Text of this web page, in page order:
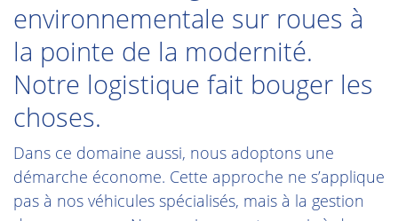
environnementale sur roues à
la pointe de la modernité.
Notre logistique fait bouger les
choses.
Dans ce domaine aussi, nous adoptons une
démarche économe. Cette approche ne s’applique
pas à nos véhicules spécialisés, mais à la gestion